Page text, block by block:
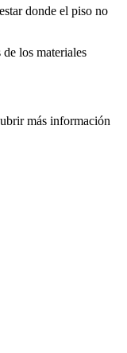
donde el piso no
los materiales
más información